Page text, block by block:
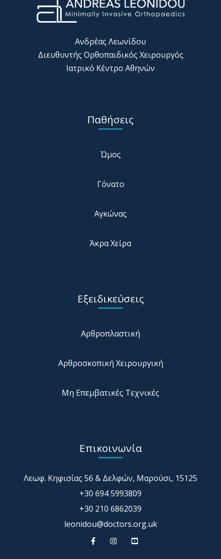
Ανδρέας Λεωνίδου
Διευθυντής Ορθοπαιδικός Χειρουργός
Ιατρικό Κέντρο Αθηνών
Παθήσεις
Ώμος
Γόνατο
Αγκώνας
Άκρα Χείρα
Εξειδικεύσεις
Αρθροπλαστική
Αρθροσκοπική Χειρουργική
Μη Επεμβατικές Τεχνικές
Επικοινωνία
Λεωφ. Κηφισίας 56 & Δελφών, Μαρούσι, 15125
+30 694 5993809
+30 210 6862039
leonidou@doctors.org.uk